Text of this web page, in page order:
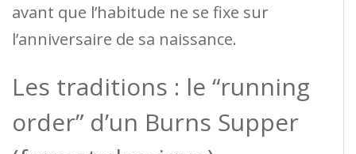
avant que l’habitude ne se fixe sur
l’anniversaire de sa naissance.
Les traditions : le “running
order” d’un Burns Supper